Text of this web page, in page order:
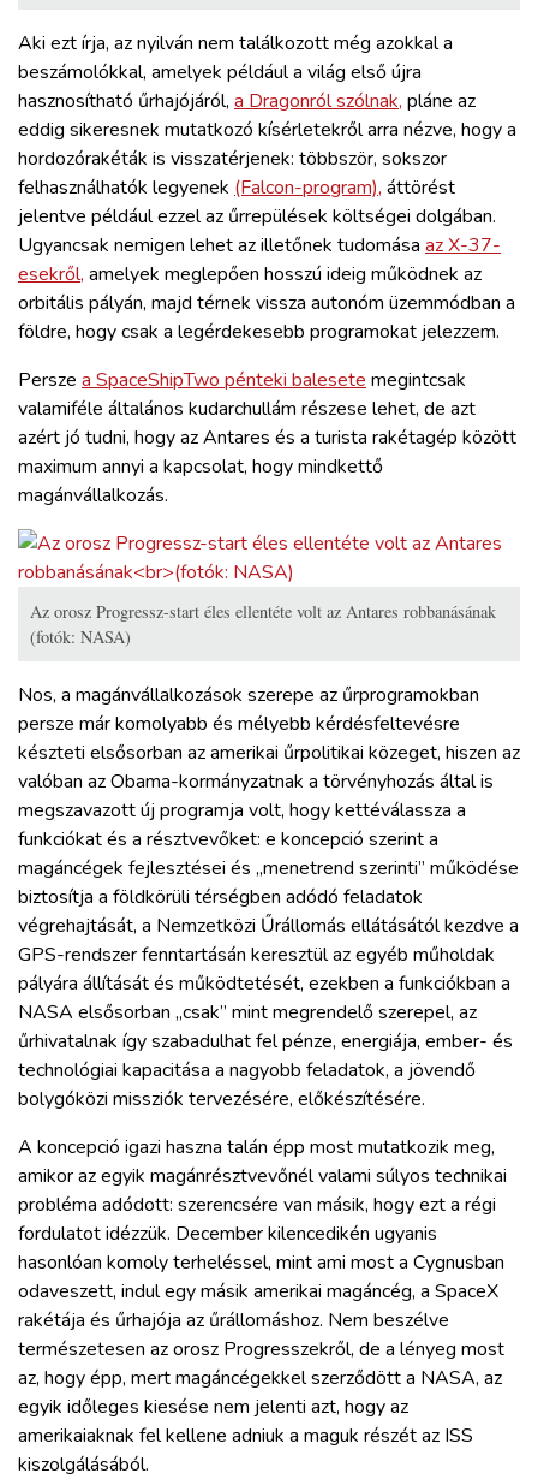
Aki ezt írja, az nyilván nem találkozott még azokkal a
beszámolókkal, amelyek például a világ első újra
hasznosítható űrhajójáról, a Dragonról szólnak, pláne az
eddig sikeresnek mutatkozó kísérletekről arra nézve, hogy a
hordozórakéták is visszatérjenek: többször, sokszor
felhasználhatók legyenek (Falcon-program), áttörést
jelentve például ezzel az űrrepülések költségei dolgában.
Ugyancsak nemigen lehet az illetőnek tudomása az X-37-
esekről, amelyek meglepően hosszú ideig működnek az
orbitális pályán, majd térnek vissza autonóm üzemmódban a
földre, hogy csak a legérdekesebb programokat jelezzem.
Persze a SpaceShipTwo pénteki balesete megintcsak
valamiféle általános kudarchullám részese lehet, de azt
azért jó tudni, hogy az Antares és a turista rakétagép között
maximum annyi a kapcsolat, hogy mindkettő
magánvállalkozás.
Az orosz Progressz-start éles ellentéte volt az Antares robbanásának
(fotók: NASA)
Nos, a magánvállalkozások szerepe az űrprogramokban
persze már komolyabb és mélyebb kérdésfeltevésre
készteti elsősorban az amerikai űrpolitikai közeget, hiszen az
valóban az Obama-kormányzatnak a törvényhozás által is
megszavazott új programja volt, hogy kettéválassza a
funkciókat és a résztvevőket: e koncepció szerint a
magáncégek fejlesztései és „menetrend szerinti” működése
biztosítja a földkörüli térségben adódó feladatok
végrehajtását, a Nemzetközi Űrállomás ellátásától kezdve a
GPS-rendszer fenntartásán keresztül az egyéb műholdak
pályára állítását és működtetését, ezekben a funkciókban a
NASA elsősorban „csak” mint megrendelő szerepel, az
űrhivatalnak így szabadulhat fel pénze, energiája, ember- és
technológiai kapacitása a nagyobb feladatok, a jövendő
bolygóközi missziók tervezésére, előkészítésére.
A koncepció igazi haszna talán épp most mutatkozik meg,
amikor az egyik magánrésztvevőnél valami súlyos technikai
probléma adódott: szerencsére van másik, hogy ezt a régi
fordulatot idézzük. December kilencedikén ugyanis
hasonlóan komoly terheléssel, mint ami most a Cygnusban
odaveszett, indul egy másik amerikai magáncég, a SpaceX
rakétája és űrhajója az űrállomáshoz. Nem beszélve
természetesen az orosz Progresszekről, de a lényeg most
az, hogy épp, mert magáncégekkel szerződött a NASA, az
egyik időleges kiesése nem jelenti azt, hogy az
amerikaiaknak fel kellene adniuk a maguk részét az ISS
kiszolgálásából.